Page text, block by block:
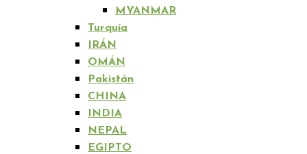
MYANMAR
Turquía
IRÁN
OMÁN
Pakistán
CHINA
INDIA
NEPAL
EGIPTO